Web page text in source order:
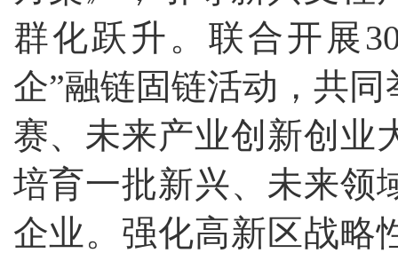
群化跃升。联合开展
企”融链固链活动，共
赛、未来产业创新创业
培育一批新兴、未来领
企业。强化高新区战略